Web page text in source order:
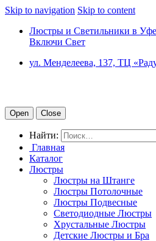
Skip to navigation Skip to content
Люстры и Светильники в
Включи Свет
ул. Менделеева, 137, ТЦ
Open Close
Найти:
Главная
Каталог
Люстры
Люстры на Штанге
Люстры Потолочные
Люстры Подвесные
Светодиодные Люстры
Хрустальные Люстры
Детские Люстры и Бра